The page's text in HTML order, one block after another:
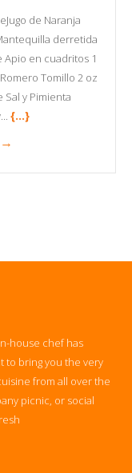
de Naranja
derretida
Apio en cuadritos 1
Tomillo 2 oz
y Pimienta
{...}
→
house chef has
to bring you the very
from all over the
picnic, or social